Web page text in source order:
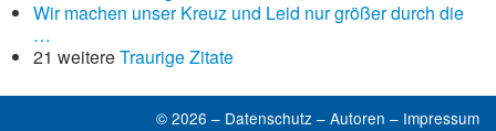
Wir machen unser Kreuz und Leid nur größer durch die
…
21 weitereTraurige Zitate
© 2026 – Datenschutz – Autoren – Impressum